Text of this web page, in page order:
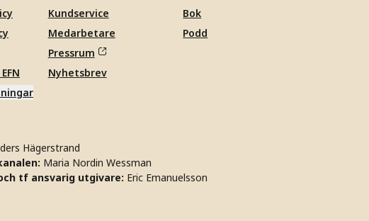
Kundservice
Medarbetare
Pressrum
Nyhetsbrev
Bok
Podd
Hägerstrand
Maria Nordin Wessman
tf ansvarig utgivare: Eric Emanuelsson